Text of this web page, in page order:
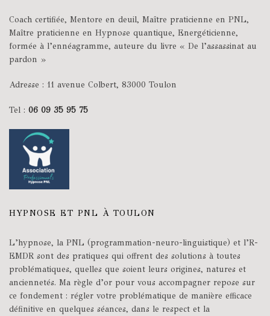
Coach certifiée, Mentore en deuil, Maître praticienne en PNL,
Maître praticienne en Hypnose quantique, Energéticienne,
formée à l’ennéagramme, auteure du livre « De l’assassinat au
pardon »
Adresse : 11 avenue Colbert, 83000 Toulon
Tel : 06 09 35 95 75
HYPNOSE ET PNL À TOULON
L’hypnose, la PNL (programmation-neuro-linguistique) et l’R-
EMDR sont des pratiques qui offrent des solutions à toutes
problématiques, quelles que soient leurs origines, natures et
anciennetés. Ma règle d’or pour vous accompagner repose sur
ce fondement : régler votre problématique de manière efficace
définitive en quelques séances, dans le respect et la